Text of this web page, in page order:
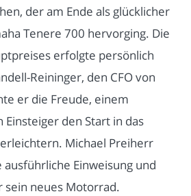
der am Ende als glücklicher
Tenere 700 hervorging. Die
erfolgte persönlich
Reininger, den CFO von
er die Freude, einem
den Start in das
Michael Preiherr
Einweisung und
sein neues Motorrad.